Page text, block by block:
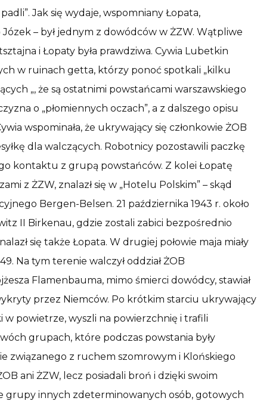
Jak się wydaje, wspomniany Łopata,
– był jednym z dowódców w ŻZW. Wątpliwe
i Łopaty była prawdziwa. Cywia Lubetkin
w ruinach getta, którzy ponoć spotkali „kilku
„, że są ostatnimi powstańcami warszawskiego
o „płomiennych oczach”, a z dalszego opisu
wspominała, że ukrywający się członkowie ŻOB
dla walczących. Robotnicy pozostawili paczkę
kontaktu z grupą powstańców. Z kolei Łopatę
z ŻZW, znalazł się w „Hotelu Polskim” – skąd
Bergen-Belsen. 21 października 1943 r. około
II Birkenau, gdzie zostali zabici bezpośrednio
się także Łopata. W drugiej połowie maja miały
Na tym terenie walczył oddział ŻOB
Flamenbauma, mimo śmierci dowódcy, stawiał
przez Niemców. Po krótkim starciu ukrywający
w powietrze, wyszli na powierzchnię i trafili
grupach, które podczas powstania były
związanego z ruchem szomrowym i Klońskiego
ani ŻZW, lecz posiadali broń i dzięki swoim
grupy innych zdeterminowanych osób, gotowych